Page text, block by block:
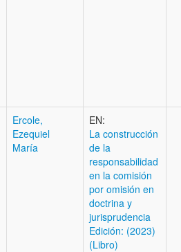
Ercole,
Ezequiel
María
EN:
La construcción
de la
responsabilidad
en la comisión
por omisión en
doctrina y
jurisprudencia
Edición: (2023)
(Libro)